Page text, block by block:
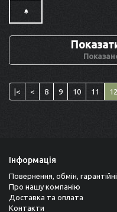
|< < 8 9 10 11 12
Інформація
Повернення, обмін,
Про нашу компанію
Доставка та оплата
Контакти